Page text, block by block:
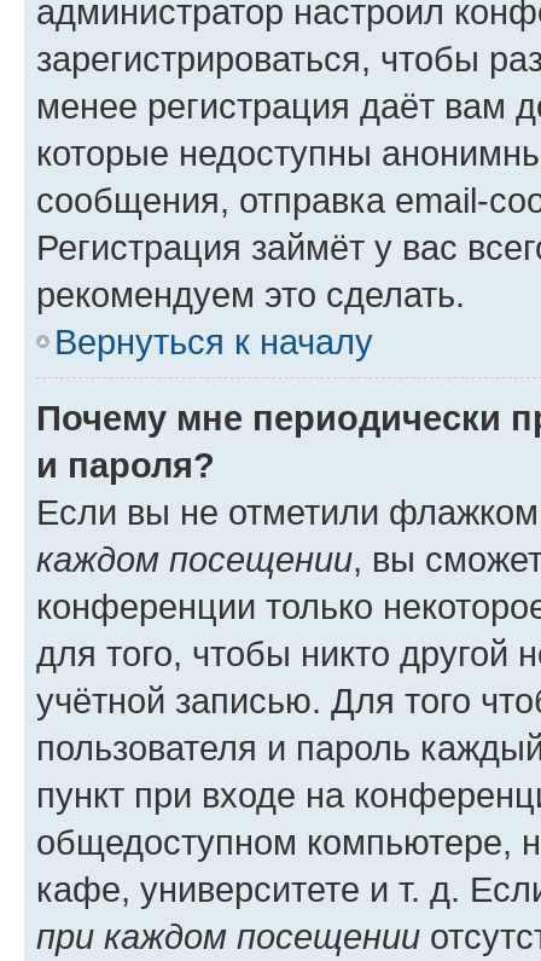
администратор настроил
зарегистрироваться, чтобы
менее регистрация даёт вам
которые недоступны
сообщения, отправка email-
Регистрация займёт у вас
рекомендуем это сделать.
Вернуться к началу
Почему мне периодически
и пароля?
Если вы не отметили
каждом посещении, вы
конференции только
для того, чтобы никто другой
учётной записью. Для того
пользователя и пароль
пункт при входе на
общедоступном компьютере,
кафе, университете и т. д.
при каждом посещении